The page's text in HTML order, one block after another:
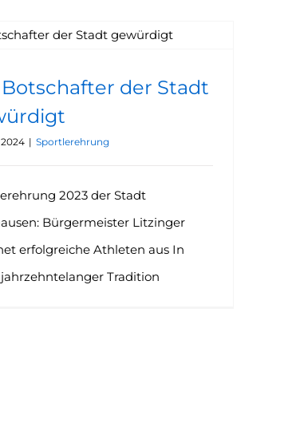
Botschafter der Stadt
| Sportlerehrung
2023 der Stadt
Bürgermeister Litzinger
erfolgreiche Athleten aus In
Tradition